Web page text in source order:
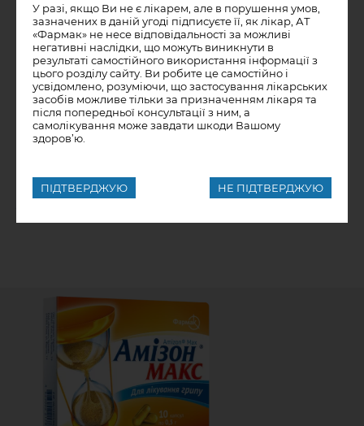
Замовити на:
Інші лікарські форми
Амізон® Макс
У разі, якщо Ви не є лікарем, але в порушення умов,
зазначених в даній угоді підписуєте її, як лікар, АТ
«Фармак» не несе відповідальності за можливі
негативні наслідки, що можуть виникнути в
результаті самостійного використання інформації з
цього розділу сайту. Ви робите це самостійно і
усвідомлено, розуміючи, що застосування лікарських
засобів можливе тільки за призначенням лікаря та
після попередньої консультації з ним, а
самолікування може завдати шкоди Вашому
здоров’ю.
ПІДТВЕРДЖУЮ НЕ ПІДТВЕРДЖУЮ